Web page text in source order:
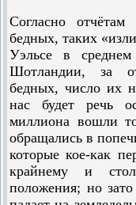
Согласно
бедных, таких
Уэльсе в
Шотландии, за
бедных, число их
нас будет речь
миллиона вошли
обращались в
которые кое-как
крайнему и
положения; но